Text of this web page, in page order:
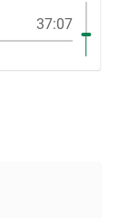
37:07